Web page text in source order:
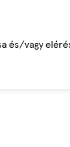
és/vagy